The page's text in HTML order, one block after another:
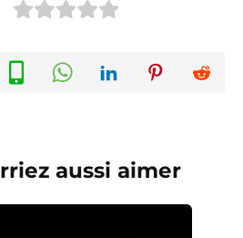
aussi aimer